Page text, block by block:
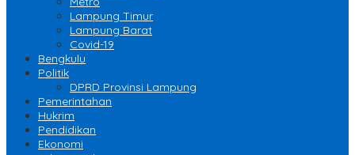
Lampung Timur
Lampung Barat
Covid-19
Bengkulu
Politik
DPRD Provinsi Lampung
Pemerintahan
Hukrim
Pendidikan
Ekonomi